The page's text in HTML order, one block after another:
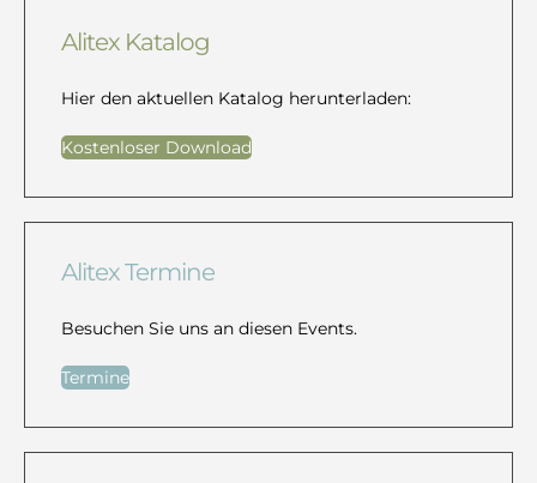
Alitex Katalog
Hier den aktuellen Katalog herunterladen:
Kostenloser Download
Alitex Termine
Besuchen Sie uns an diesen Events.
Termine